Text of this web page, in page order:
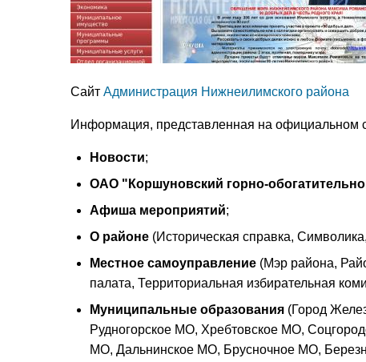
Сайт Администрация Нижнеилимского района
Информация, представленная на официальном
Новости;
ОАО "Коршуновский горно-
Афиша мероприятий;
О районе (Историческая справка,
Местное самоуправление (Мэр района,
палата, Территориальная избирательная
Муниципальные образования (Город
Рудногорское МО, Хребтовское МО,
МО, Дальнинское МО, Брусночное МО,